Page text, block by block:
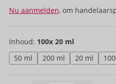
Nu aanmelden, om
Inhoud: 100x 20 ml
50 ml
200 ml 20 ml